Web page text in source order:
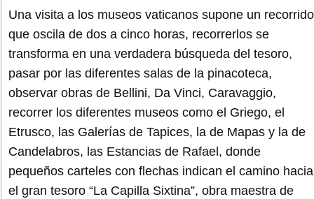
Una visita a los museos vaticanos supone un recorrido
que oscila de dos a cinco horas, recorrerlos se
transforma en una verdadera búsqueda del tesoro,
pasar por las diferentes salas de la pinacoteca,
observar obras de Bellini, Da Vinci, Caravaggio,
recorrer los diferentes museos como el Griego, el
Etrusco, las Galerías de Tapices, la de Mapas y la de
Candelabros, las Estancias de Rafael, donde
pequeños carteles con flechas indican el camino hacia
el gran tesoro “La Capilla Sixtina”, obra maestra de